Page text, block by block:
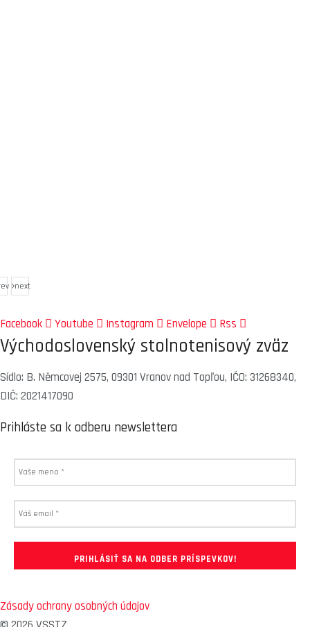
next
Facebook Youtube Instagram Envelope Rss
Východoslovenský stolnotenisový zväz
Sídlo: B. Němcovej 2575, 09301 Vranov nad Topľou, IČO: 31268340,
DIČ: 2021417090
Prihláste sa k odberu newslettera
Zásady ochrany osobných údajov